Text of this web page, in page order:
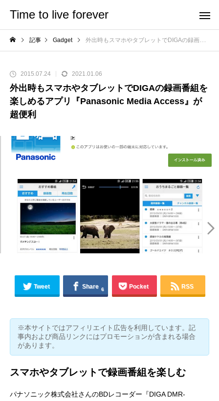
Time to live forever
記事 Gadget 外出時もスマホやタブレットでDIGAの録画番組を楽しめるアプリ『Panasonic Media Access』が超便利
2015.07.24 2021.01.06
外出時もスマホやタブレットでDIGAの録画番組を
楽しめるアプリ『Panasonic Media Access』が
超便利
Tweet Share 6 Pocket RSS
※本サイトではアフィリエイト広告を利用しています。記
事内および商品リンクにはプロモーションが含まれる場合
があります。
スマホやタブレットで録画番組を楽しむ
パナソニック株式会社さんのBDレコーダー『DIGA DMR-